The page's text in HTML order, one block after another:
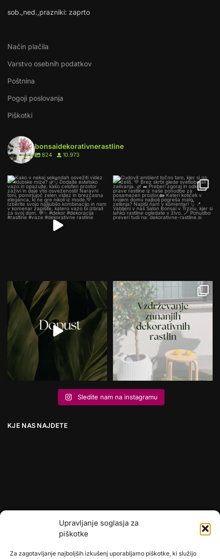
Upravljanje soglasja za
piškotke
Za zagotavljanje najboljših izkušenj uporabljamo piškotke, ki služijo
sob.,ned.,prazniki: zaprto
Način plačila
Varstvo osebnih podatkov
Poštnina
Pogoji poslovanja
Piškotki
bonsaidekorativnerastline
824 10.973
Sledite nam na instagramu
KJE NAS NAJDETE